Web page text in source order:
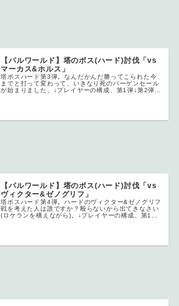
【パルワールド】塔のボス(ハード)討伐「vs
マーカス&ホルス」
塔ボスハード第3弾。なんだかんだ勝ってこられた今
までと打って変わって、いきなり死のバーゲンセール
が始まりました。↓プレイヤーの構成、第1弾↓第2弾塔
【パルワールド】塔のボス(ハード)討伐「vs
ヴィクター&ゼノグリフ」
塔ボスハード第4弾。ハードのヴィクター&ゼノグリフ
戦を考えた人は誰ですか？殴らないから出てきなさい
(ロケランを構えながら)。↓プレイヤーの構成、第1弾↓